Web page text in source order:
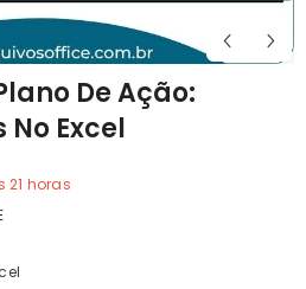
De Ação:
Excel
21 horas